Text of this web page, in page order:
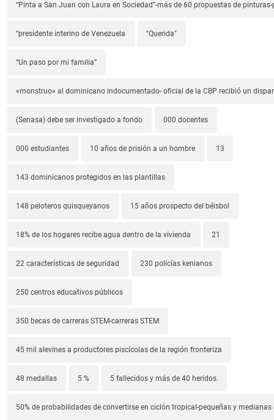
“Pinta a San Juan con Laura en Sociedad”-más de 60 propuestas de
“presidente interino de Venezuela "Querida"
“Un paso por mi familia”
«monstruo» al dominicano indocumentado- oficial de la CBP recibió un
(Senasa) debe ser investigado a fondo 000 docentes
000 estudiantes 10 años de prisión a un hombre 13
143 dominicanos protegidos en las plantillas
148 peloteros quisqueyanos 15 años prospecto del béisbol
18% de los hogares recibe agua dentro de la vivienda 21
22 características de seguridad 230 policías kenianos
250 centros educativos públicos
350 becas de carreras STEM-carreras STEM
45 mil alevines a productores piscícolas de la región fronteriza
48 medallas 5 % 5 fallecidos y más de 40 heridos.
50% de probabilidades de convertirse en ciclón tropical-pequeñas y